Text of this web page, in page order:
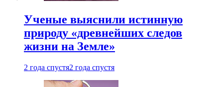
Ученые выяснили истинную
природу «древнейших следов
жизни на Земле»
2 года спустя2 года спустя